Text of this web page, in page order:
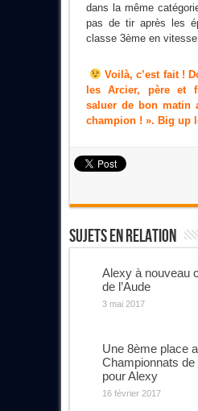
dans la même
pas de tir après les
classe 3ème en vitesse.
Voilà, c’est fait !
les Arcier, père et
saluer de bon matin
champion ! ». Big up
Sujets En Relation
Alexy à nouveau
de l’Aude
3 mai 2017
Une 8ème place
Championnats de
pour Alexy
16 février 2017